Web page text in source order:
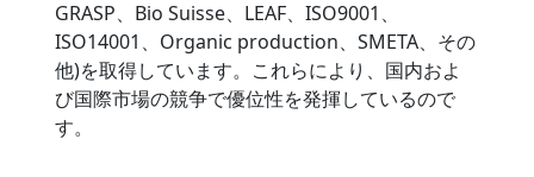
GRASP、Bio Suisse、LEAF、ISO9001、
ISO14001、Organic production、SMETA、その
他)を取得しています。これらにより、国内およ
び国際市場の競争で優位性を発揮しているので
す。